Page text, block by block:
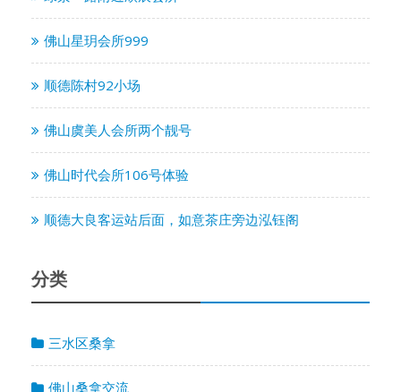
佛山星玥会所999
顺德陈村92小场
佛山虞美人会所两个靓号
佛山时代会所106号体验
顺德大良客运站后面，如意茶庄旁边泓钰阁
分类
三水区桑拿
佛山桑拿交流